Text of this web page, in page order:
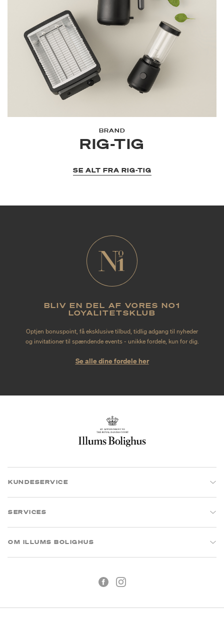
BRAND
RIG-TIG
SE ALT FRA RIG-TIG
BLIV EN DEL AF VORES NO1
LOYALITETSKLUB
Optjen bonuspoint, få eksklusive tilbud, tidlig adgang til nyheder
og invitationer til spændende events - unikke fordele, kun for dig.
Se alle dine fordele her
KUNDESERVICE
SERVICES
OM ILLUMS BOLIGHUS